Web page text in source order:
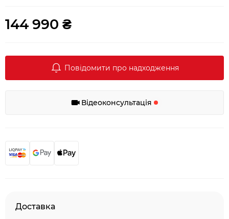
144 990 ₴
Повідомити про надходження
Відеоконсультація
Доставка